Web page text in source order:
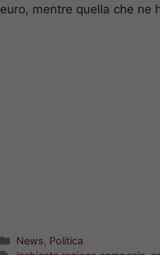
euro, mentre quella che ne
Categorie
News, Politica